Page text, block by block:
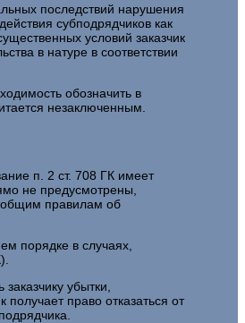
последствий нарушения
субподрядчиков как
условий заказчик
в натуре в соответствии
обозначить в
незаключенным.
п. 2 ст. 708 ГК имеет
не предусмотрены,
общим правилам об
порядке в случаях,
убытки,
право отказаться от